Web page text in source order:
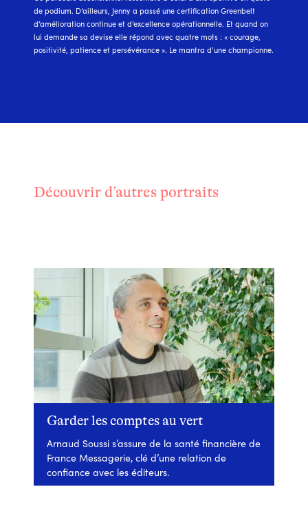
de podium. D’ailleurs, Jenny a passé une certification Greenbelt
d’amélioration continue et d’excellence opérationnelle. Et quand on
lui demande sa devise elle répond avec quatre mots : « courage,
positivité, patience et persévérance ». Le mantra d’une championne.
Découvrir d’autres portraits
Garder les comptes au vert
Arnaud Soussi s’assure de la santé financière de
France Messagerie, clé d’une relation de
confiance avec les éditeurs.